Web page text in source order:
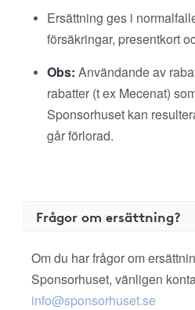
Ersättning ges i
försäkringar, presentkort
Obs: Användande av
rabatter (t ex Mecenat)
Sponsorhuset kan
går förlorad.
Frågor om ersättning?
Om du har frågor om
Sponsorhuset, vänligen
info@sponsorhuset.se